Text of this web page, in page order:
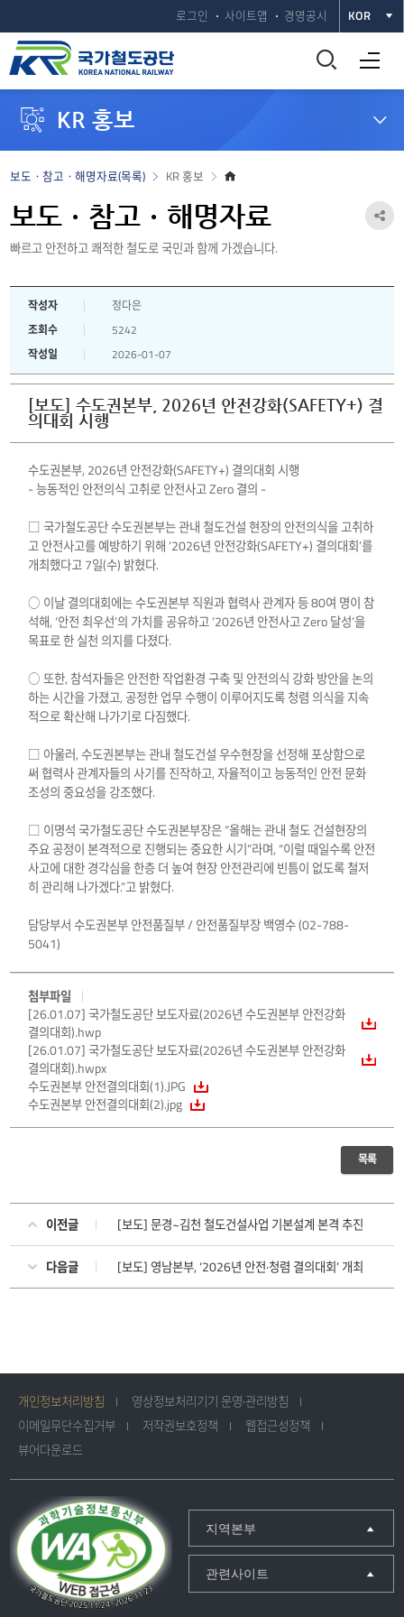
로그인 사이트맵 경영공시 KOR
통
합
기
전체메뉴 열기
KR 홍보
로
KR 홍보
보도ㆍ참고ㆍ해명자료(목록)
보도ㆍ참고ㆍ해명자료
빠르고 안전하고 쾌적한 철도로 국민과 함께 가겠습니다.
공
작성자
정다은
조회수
5242
작성일
2026-01-07
[보도] 수도권본부, 2026년 안전강화(SAFETY+) 결
의대회 시행
수도권본부, 2026년 안전강화(SAFETY+) 결의대회 시행
- 능동적인 안전의식 고취로 안전사고 Zero 결의 -
□ 국가철도공단 수도권본부는 관내 철도건설 현장의 안전의식을 고취하
고 안전사고를 예방하기 위해 ‘2026년 안전강화(SAFETY+) 결의대회’를
개최했다고 7일(수) 밝혔다.
○ 이날 결의대회에는 수도권본부 직원과 협력사 관계자 등 80여 명이 참
석해, ‘안전 최우선’의 가치를 공유하고 ‘2026년 안전사고 Zero 달성’을
목표로 한 실천 의지를 다졌다.
○ 또한, 참석자들은 안전한 작업환경 구축 및 안전의식 강화 방안을 논의
하는 시간을 가졌고, 공정한 업무 수행이 이루어지도록 청렴 의식을 지속
적으로 확산해 나가기로 다짐했다.
□ 아울러, 수도권본부는 관내 철도건설 우수현장을 선정해 포상함으로
써 협력사 관계자들의 사기를 진작하고, 자율적이고 능동적인 안전 문화
조성의 중요성을 강조했다.
□ 이명석 국가철도공단 수도권본부장은 “올해는 관내 철도 건설현장의
주요 공정이 본격적으로 진행되는 중요한 시기”라며, “이럴 때일수록 안전
사고에 대한 경각심을 한층 더 높여 현장 안전관리에 빈틈이 없도록 철저
히 관리해 나가겠다.”고 밝혔다.
담당부서 수도권본부 안전품질부 / 안전품질부장 백영수 (02-788-
5041)
첨부파일
[26.01.07] 국가철도공단 보도자료(2026년 수도권본부 안전강화
결의대회).hwp
[26.01.07] 국가철도공단 보도자료(2026년 수도권본부 안전강화
결의대회).hwpx
수도권본부 안전결의대회(1).JPG
수도권본부 안전결의대회(2).jpg
목록
이전글 [보도] 문경~김천 철도건설사업 기본설계 본격 추진
다음글 [보도] 영남본부, ‘2026년 안전·청렴 결의대회’ 개최
개인정보처리방침
영상정보처리기기 운영·관리방침
이메일무단수집거부
저작권보호정책
웹접근성정책
뷰어다운로드
지역본부
관련사이트